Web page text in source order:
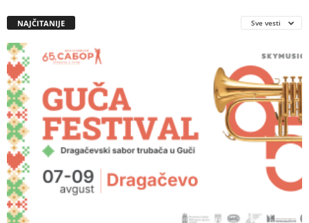
NAJČITANIJE Sve vesti